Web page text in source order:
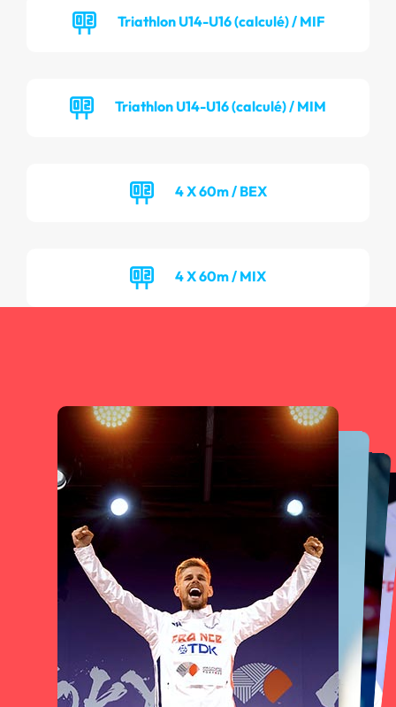
Triathlon U14-U16 (calculé) / MIF
Triathlon U14-U16 (calculé) / MIM
4 X 60m / BEX
4 X 60m / MIX